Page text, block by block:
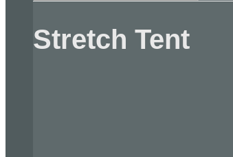
Stretch Tent